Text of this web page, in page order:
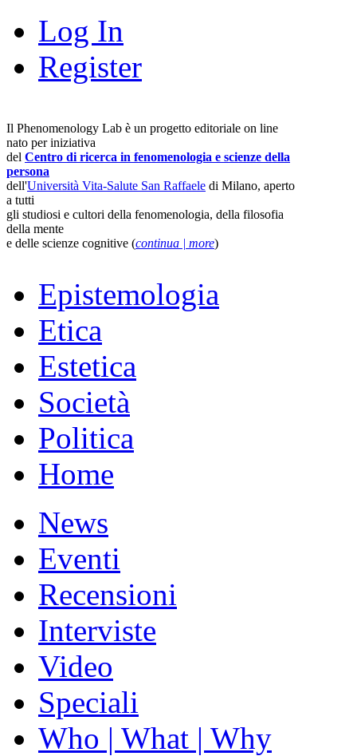
Log In
Register
Il Phenomenology Lab è un progetto editoriale on line
nato per iniziativa
del Centro di ricerca in fenomenologia e scienze della
persona
dell'Università Vita-Salute San Raffaele di Milano, aperto
a tutti
gli studiosi e cultori della fenomenologia, della filosofia
della mente
e delle scienze cognitive (continua | more)
Epistemologia
Etica
Estetica
Società
Politica
Home
News
Eventi
Recensioni
Interviste
Video
Speciali
Who | What | Why